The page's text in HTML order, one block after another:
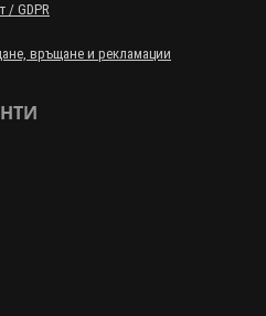
/ GDPR
връщане и рекламации